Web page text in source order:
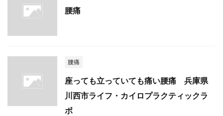
腰痛
腰痛
座っても立っていても痛い腰痛 兵庫県
川西市ライフ・カイロプラクティックラ
ボ